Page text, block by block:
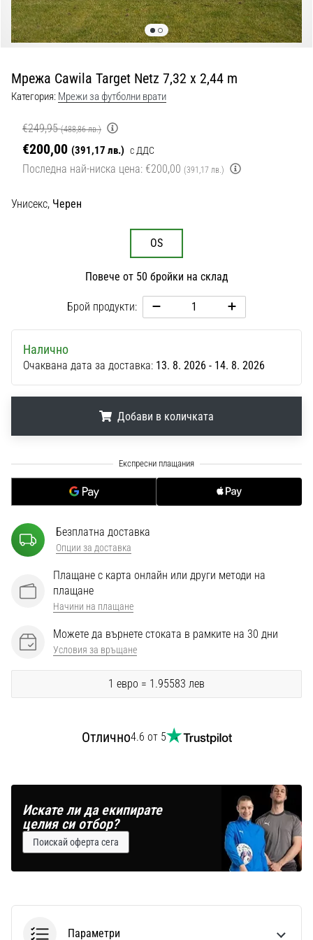
с
официални
екипи
от
Nike,
PUMA.
Бъди
част
всеки
Nike
Phantom
Открий
Nike
Phantom
–
прецизност,
контрол
и
във
всяко
докосване.
Перфектни
Мрежа Cawila Target Netz 7,32 x 2,44 m
Категория: Мрежи за футболни врати
€249,95 (488,86 лв.)
€200,00 (391,17 лв.) с ДДС
Последна най-ниска цена: €200,00 (391,17 лв.)
Унисекс, Черен
OS
Повече от 50 бройки на склад
Брой продукти:
Налично
Очаквана дата за доставка: 13. 8. 2026 - 14. 8. 2026
Добави в количката
Безплатна доставка
Опции за доставка
Плащане с карта онлайн или други методи на
плащане
Начини на плащане
Можете да върнете стоката в рамките на 30 дни
Условия за връщане
1 евро = 1.95583 лев
Отлично4.6 от 5
Искате ли да екипирате
целия си отбор?
Поискай оферта сега
Параметри